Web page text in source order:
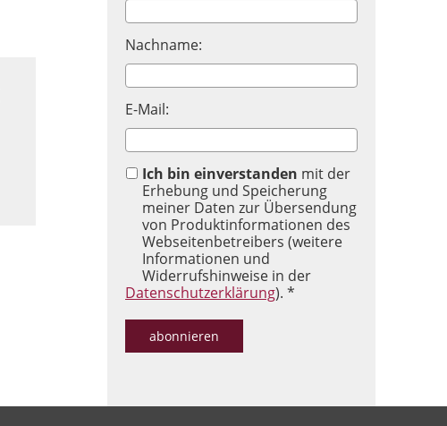
Nachname:
E-Mail:
Ich bin einverstanden mit der
Erhebung und Speicherung
meiner Daten zur Übersendung
von Produktinformationen des
Webseitenbetreibers (weitere
Informationen und
Widerrufshinweise in der
Datenschutzerklärung). *